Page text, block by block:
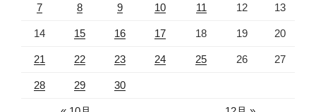
7 8 9 10 11 12 13
14 15 16 17 18 19 20
21 22 23 24 25 26 27
28 29 30